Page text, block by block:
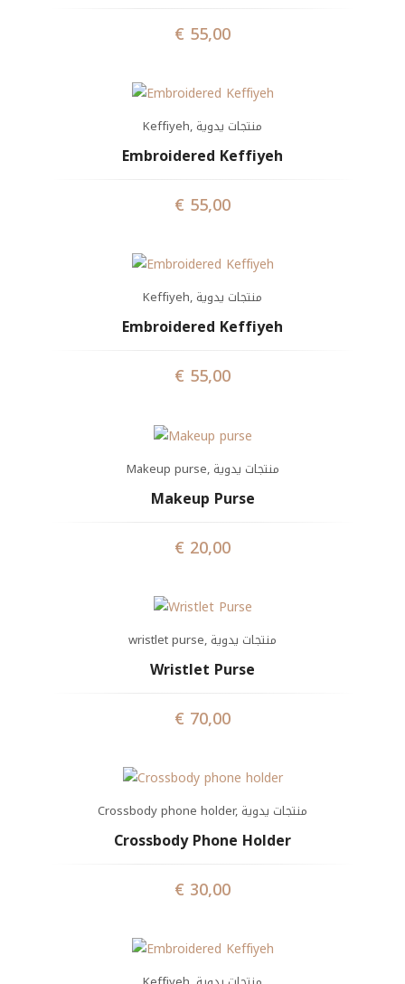
€ 55,00
Keffiyeh, منتجات يدوية
Embroidered Keffiyeh
€ 55,00
Keffiyeh, منتجات يدوية
Embroidered Keffiyeh
€ 55,00
Makeup purse, منتجات يدوية
Makeup Purse
€ 20,00
wristlet purse, منتجات يدوية
Wristlet Purse
€ 70,00
Crossbody phone holder, منتجات يدوية
Crossbody Phone Holder
€ 30,00